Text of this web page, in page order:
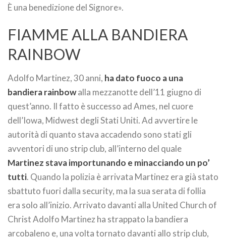
È una benedizione del Signore».
FIAMME ALLA BANDIERA
RAINBOW
Adolfo Martinez, 30 anni, ha dato fuoco a una
bandiera rainbowalla mezzanotte dell’11 giugno di
quest’anno. Il fatto è successo ad Ames, nel cuore
dell’Iowa, Midwest degli Stati Uniti. Ad avvertire le
autorità di quanto stava accadendo sono stati gli
avventori di uno strip club, all’interno del quale
Martinez stava importunando e minacciando un po’
tutti. Quando la polizia è arrivata Martinez era già stato
sbattuto fuori dalla security, ma la sua serata di follia
era solo all’inizio. Arrivato davanti alla United Church of
Christ Adolfo Martinez ha strappato la bandiera
arcobaleno e, una volta tornato davanti allo strip club,